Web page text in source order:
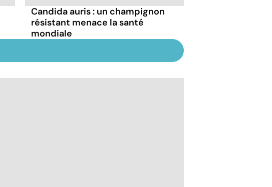
Candida auris : un champignon
résistant menace la santé
mondiale